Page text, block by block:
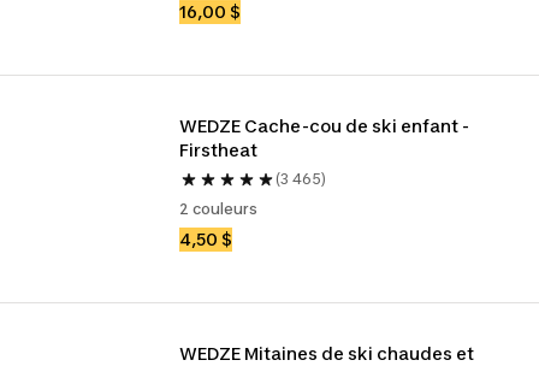
16,00 $
WEDZE Cache-cou de ski enfant -
Firstheat
(3 465)
2 couleurs
4,50 $
WEDZE Mitaines de ski chaudes et